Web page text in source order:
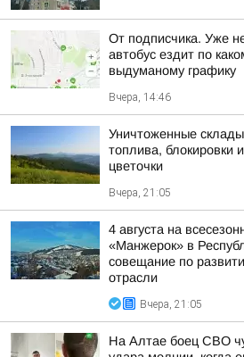
От подписчика. Уже
автобус ездит по
выдуманому графику
Вчера, 14:46
Уничтоженные
топлива, блокировки
цветочки
Вчера, 21:05
4 августа на
«Манжерок» в
совещание по
отрасли
Вчера, 21:05
На Алтае боец СВО